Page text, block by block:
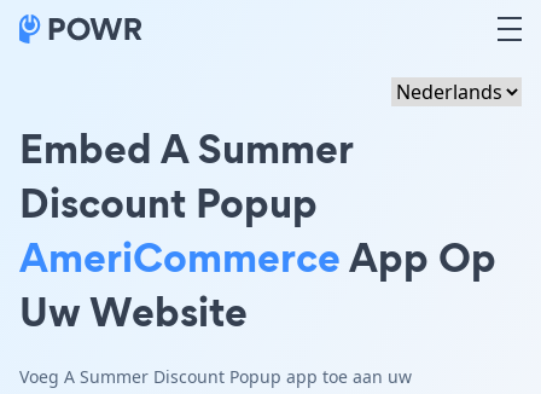
Embed A Summer
Discount Popup
AmeriCommerceApp Op
Uw Website
Voeg A Summer Discount Popup app toe aan uw